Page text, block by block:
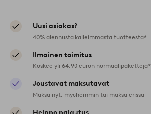
Uusi asiakas?
40% alennusta kalleimmasta tuotteesta*
Ilmainen toimitus
Koskee yli 64,90 euron normaalipaketteja*
Joustavat maksutavat
Maksa nyt, myöhemmin tai maksa erissä
Helppo palautus